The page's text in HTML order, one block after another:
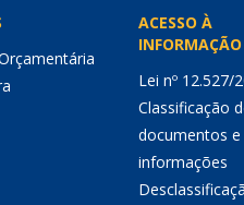
ACESSO À
INFORMAÇÃO
Lei nº 12.527/
Classificação
documentos e
informações